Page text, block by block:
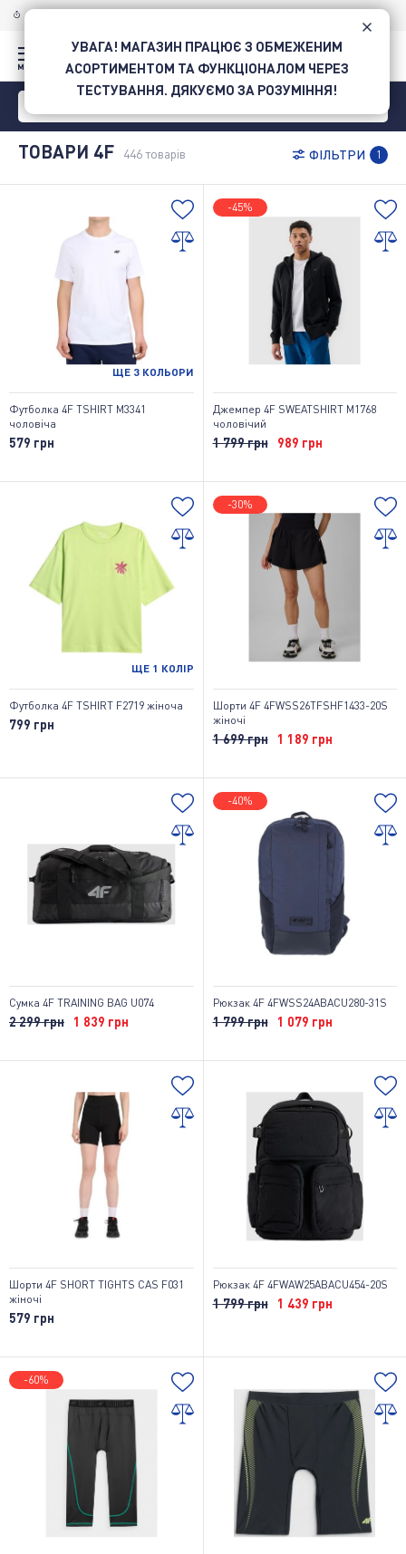
ДОСТАВКА ПО УКРАЇНІ
ТОВАРИ 4F 446товарів ФІЛЬТРИ 1
ЩЕ 3 КОЛЬОРИ
Футболка 4F TSHIRT M3341
чоловіча
579 грн
-45%
Джемпер 4F SWEATSHIRT M1768
чоловічий
1 799 грн 989 грн
ЩЕ 1 КОЛІР
Футболка 4F TSHIRT F2719 жіноча
799 грн
-30%
Шорти 4F 4FWSS26TFSHF1433-20S
жіночі
1 699 грн 1 189 грн
Сумка 4F TRAINING BAG U074
2 299 грн 1 839 грн
-40%
Рюкзак 4F 4FWSS24ABACU280-31S
1 799 грн 1 079 грн
Шорти 4F SHORT TIGHTS CAS F031
жіночі
579 грн
Рюкзак 4F 4FWAW25ABACU454-20S
1 799 грн 1 439 грн
-60%
УВАГА! МАГАЗИН ПРАЦЮЄ З ОБМЕЖЕНИМ
АСОРТИМЕНТОМ ТА ФУНКЦІОНАЛОМ ЧЕРЕЗ
ТЕСТУВАННЯ. ДЯКУЄМО ЗА РОЗУМІННЯ!